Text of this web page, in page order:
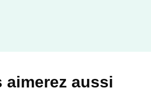
aimerez aussi